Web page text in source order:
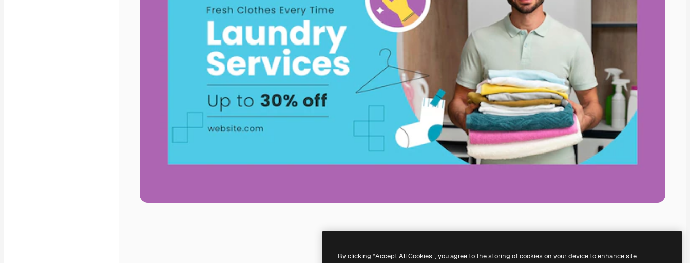
By clicking “Accept All Cookies”, you agree to the storing of cookies on your device to enhance site